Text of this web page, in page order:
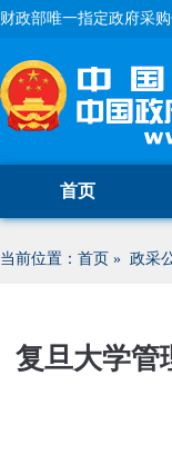
财政部唯一指定政府采
首页
当前位置： 首页 » 政采
复旦大学管